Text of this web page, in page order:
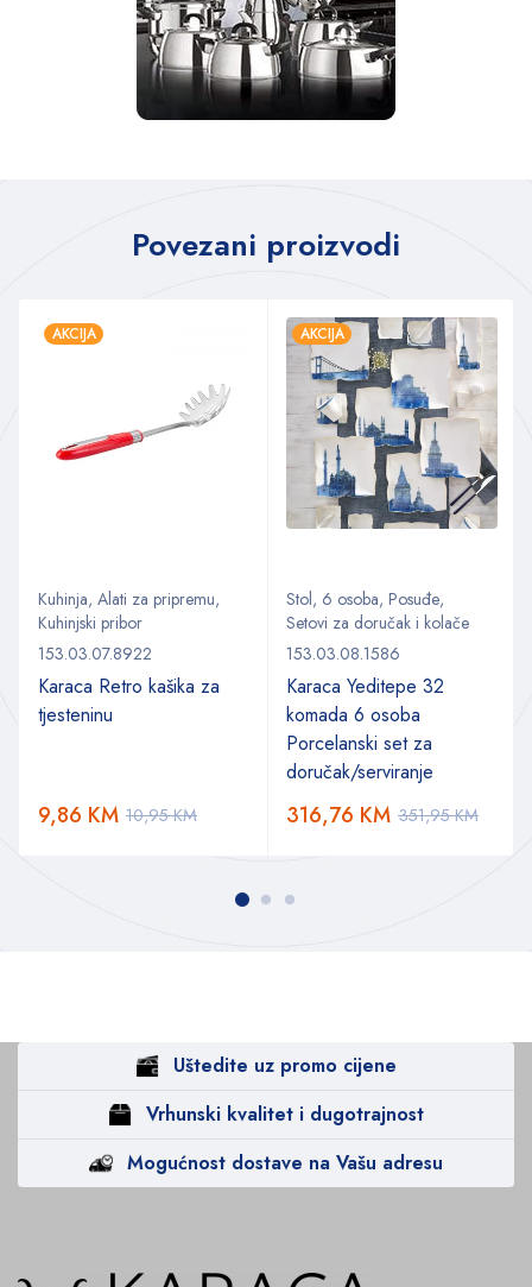
Povezani proizvodi
AKCIJA
Kuhinja, Alati za pripremu,
Kuhinjski pribor
153.03.07.8922
Karaca Retro kašika za
tjesteninu
10,95KM
9,86 KM
AKCIJA
Stol, 6 osoba, Posuđe,
Setovi za doručak i kolače
153.03.08.1586
Karaca Yeditepe 32
komada 6 osoba
Porcelanski set za
doručak/serviranje
351,95KM
316,76 KM
Uštedite uz promo cijene
Vrhunski kvalitet i dugotrajnost
Mogućnost dostave na Vašu adresu